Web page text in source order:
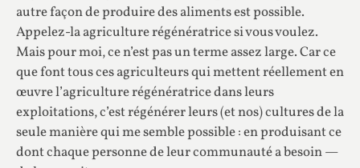
autre façon de produire des aliments est possible.
Appelez-la agriculture régénératrice si vous voulez.
Mais pour moi, ce n’est pas un terme assez large. Car ce
que font tous ces agriculteurs qui mettent réellement en
œuvre l’agriculture régénératrice dans leurs
exploitations, c’est régénérer leurs (et nos) cultures de la
seule manière qui me semble possible : en produisant ce
dont chaque personne de leur communauté a besoin —